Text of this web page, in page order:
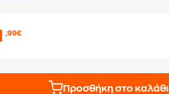
,99€
Προσθήκη στο καλάθι